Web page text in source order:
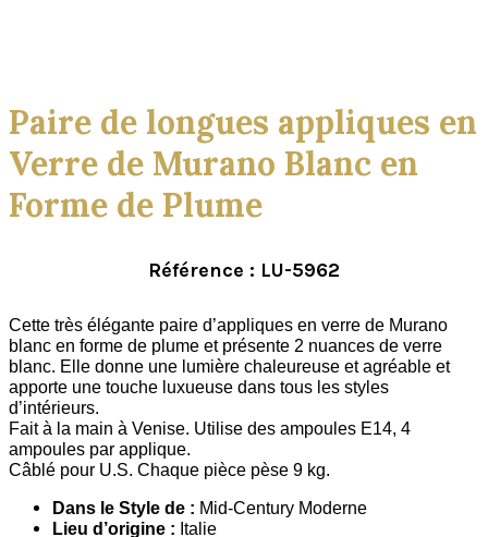
Paire de longues appliques en
Verre de Murano Blanc en
Forme de Plume
Référence : LU-5962
Cette très élégante paire d’appliques en verre de Murano
blanc en forme de plume et présente 2 nuances de verre
blanc. Elle donne une lumière chaleureuse et agréable et
apporte une touche luxueuse dans tous les styles
d’intérieurs.
Fait à la main à Venise. Utilise des ampoules E14, 4
ampoules par applique.
Câblé pour U.S. Chaque pièce pèse 9 kg.
Dans le Style de : Mid-Century Moderne
Lieu d’origine : Italie